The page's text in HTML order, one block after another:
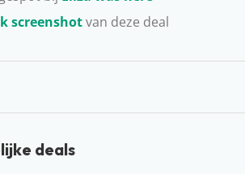
screenshotvan deze deal
bootje of ga mee op één van de
deals